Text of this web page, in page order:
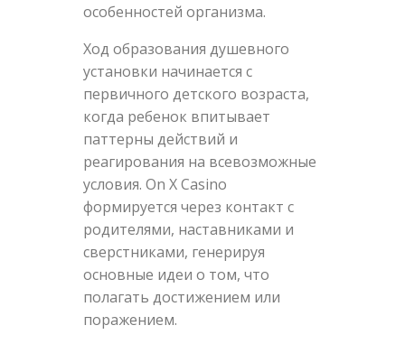
особенностей организма.
Ход образования душевного
установки начинается с
первичного детского возраста,
когда ребенок впитывает
паттерны действий и
реагирования на всевозможные
условия. On X Casino
формируется через контакт с
родителями, наставниками и
сверстниками, генерируя
основные идеи о том, что
полагать достижением или
поражением.